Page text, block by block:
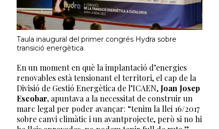
Taula inaugural del primer congrés Hydra sobre
transició energètica
En un moment en què la implantació d’energies
renovables està tensionant el territori, el cap de la
Divisió de Gestió Energètica de l’ICAEN, Joan Josep
Escobar,apuntava a la necessitat de construir un
marc legal per poder avançar: “tenim la llei 16/2017
sobre canvi climàtic i un avantprojecte, però si no hi